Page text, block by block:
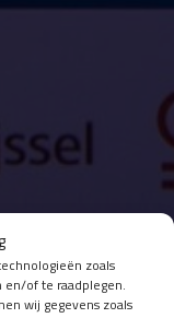
zoals
en/of te raadplegen.
wij gegevens zoals